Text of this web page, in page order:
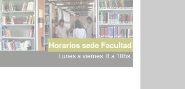
Horarios sede Facultad
Lunes a viernes: 8 a 18hs.